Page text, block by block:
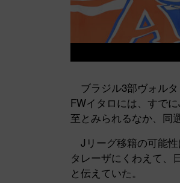
ブラジル3部ヴォル
FWイタロには、すで
至とみられるなか、同
Jリーグ移籍の可能
タレーザにくわえて、
と伝えていた。